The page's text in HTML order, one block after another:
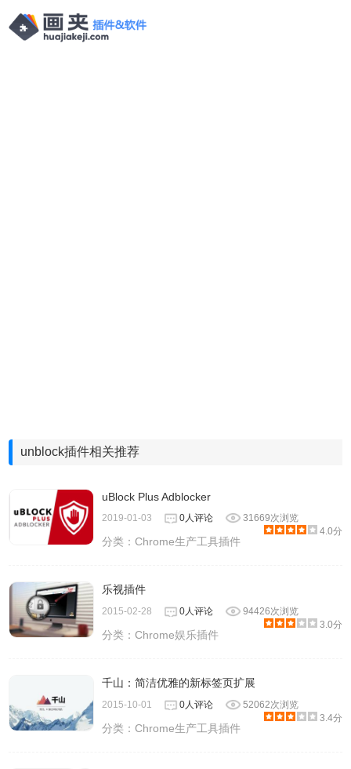
unblock插件相关推荐
uBlock Plus Adblocker
2019-01-03 0人评论
31669次浏览
4.0分
分类：Chrome生产工具插件
乐视插件
2015-02-28 0人评论
94426次浏览
3.0分
分类：Chrome娱乐插件
千山：简洁优雅的新标签页扩展
2015-10-01 0人评论
52062次浏览
3.4分
分类：Chrome生产工具插件